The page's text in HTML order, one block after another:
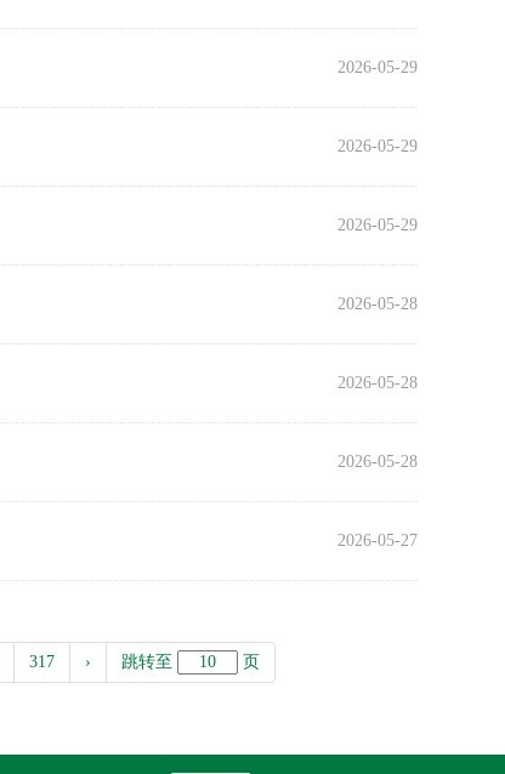
2026-05-29
2026-05-29
2026-05-29
2026-05-28
2026-05-28
2026-05-28
2026-05-27
317 › 跳转至 页